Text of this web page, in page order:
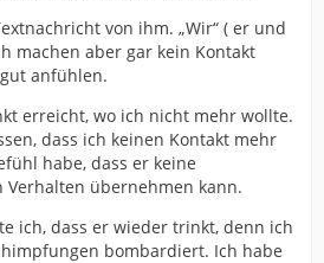
von ihm. „Wir“ ( er und
machen aber gar kein Kontakt
anfühlen.
erreicht, wo ich nicht mehr wollte.
dass ich keinen Kontakt mehr
habe, dass er keine
übernehmen kann.
ich, dass er wieder trinkt, denn ich
bombardiert. Ich habe